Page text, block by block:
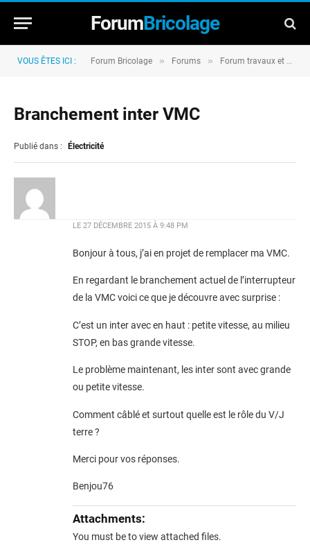
ForumBricolage
VOUS ÊTES ICI : Forum Bricolage » Forums » Forum travaux et rénovation
Branchement inter VMC
Publié dans : Électricité
LE 27 DÉCEMBRE 2015 À 9:48 PM
Bonjour à tous, j’ai en projet de remplacer ma VMC.
En regardant le branchement actuel de l’interrupteur
de la VMC voici ce que je découvre avec surprise :
C’est un inter avec en haut : petite vitesse, au milieu
STOP, en bas grande vitesse.
Le problème maintenant, les inter sont avec grande
ou petite vitesse.
Comment câblé et surtout quelle est le rôle du V/J
terre ?
Merci pour vos réponses.
Benjou76
Attachments:
You must beto view attached files.